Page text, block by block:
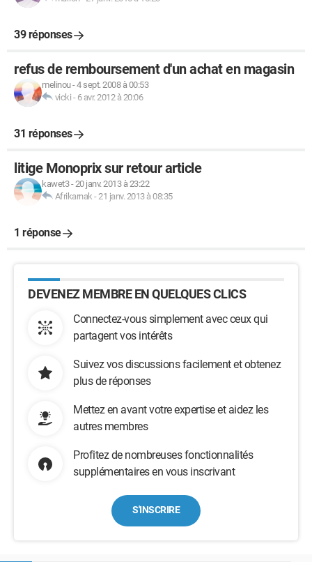
39 réponses
refus de remboursement d'un achat en magasin
melinou-4 sept. 2008 à 00:53
vicki - 6 avr. 2012 à 20:06
31 réponses
litige Monoprix sur retour article
kawet3-20 janv. 2013 à 23:22
Afrikarnak -21 janv. 2013 à 08:35
1 réponse
DEVENEZ MEMBRE EN QUELQUES CLICS
Connectez-vous simplement avec ceux qui
partagent vos intérêts
Suivez vos discussions facilement et obtenez
plus de réponses
Mettez en avant votre expertise et aidez les
autres membres
Profitez de nombreuses fonctionnalités
supplémentaires en vous inscrivant
S'INSCRIRE